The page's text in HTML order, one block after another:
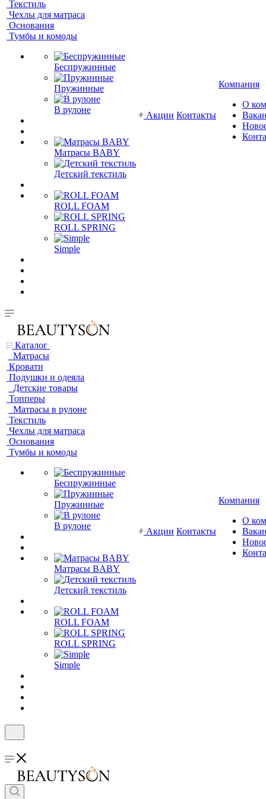
Текстиль
Чехлы для матраса
Основания
Тумбы и комоды
Беспружинные
Пружинные
В рулоне
Матрасы BABY
Детский текстиль
ROLL FOAM
ROLL SPRING
Simple
Акции Контакты
Компания
О
Каталог
Матрасы
Кровати
Подушки и одеяла
Детские товары
Топперы
Матрасы в рулоне
Текстиль
Чехлы для матраса
Основания
Тумбы и комоды
Беспружинные
Пружинные
В рулоне
Матрасы BABY
Детский текстиль
ROLL FOAM
ROLL SPRING
Simple
Акции Контакты
Компания
О